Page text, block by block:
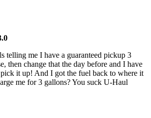
telling me I have a guaranteed pickup 3
then change that the day before and I have
it up! And I got the fuel back to where it
me for 3 gallons? You suck U-Haul